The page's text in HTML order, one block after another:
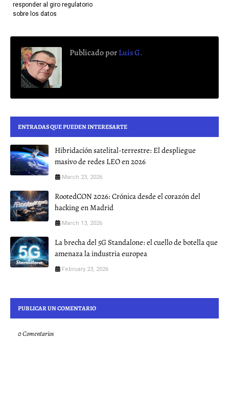
responder al giro regulatorio
sobre los datos
Publicado porLuis G.
ENTRADAS QUE PUEDEN INTERESARTE
Hibridación satelital-terrestre: El despliegue
masivo de redes LEO en 2026
March 23, 2026
RootedCON 2026: Crónica desde el corazón del
hacking en Madrid
March 13, 2026
La brecha del 5G Standalone: el cuello de botella que
amenaza la industria europea
February 23, 2026
PUBLICAR UN COMENTARIO
0 Comentarios